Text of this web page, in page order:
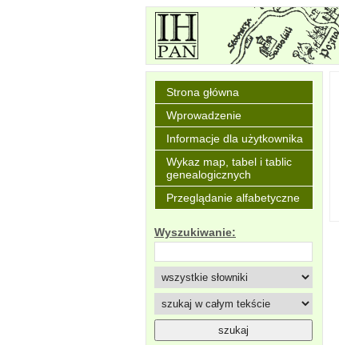
Strona główna
Wprowadzenie
Informacje dla użytkownika
Wykaz map, tabel i tablic
genealogicznych
Przeglądanie alfabetyczne
Wyszukiwanie: